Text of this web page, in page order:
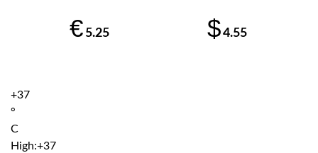
€ 5.25 $4.55
+37
°
C
High:+37